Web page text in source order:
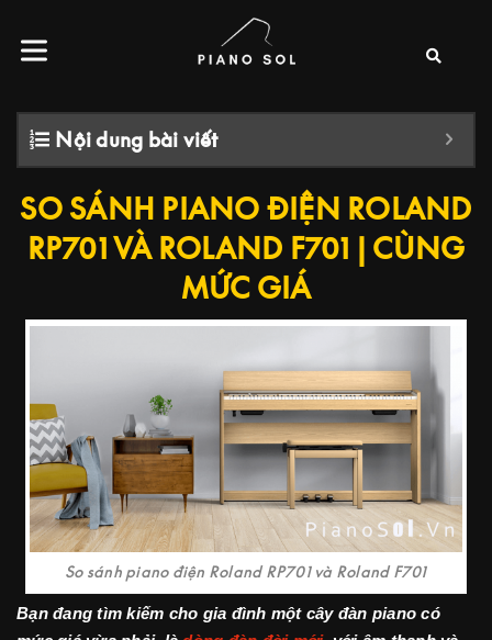
Nội dung bài viết
SO SÁNH PIANO ĐIỆN ROLAND
RP701 VÀ ROLAND F701 | CÙNG
MỨC GIÁ
So sánh piano điện Roland RP701 và Roland F701
Bạn đang tìm kiếm cho gia đình một cây đàn piano có